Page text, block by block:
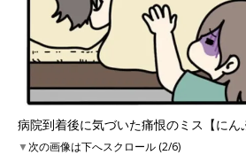
病院到着後に気づいた痛恨のミス【に
▼次の画像は下へスクロール (2/6)